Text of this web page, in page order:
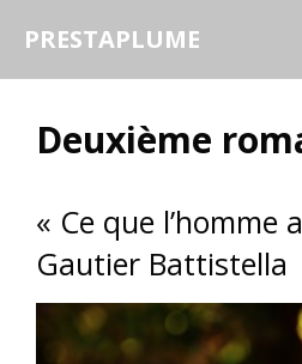
PRESTAPLUME
Deuxième
« Ce que l’homme
Gautier Battistella